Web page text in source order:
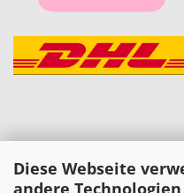
Diese Webseite
andere Technologien
KONTAKT